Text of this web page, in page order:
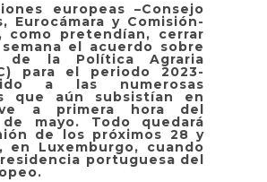
europeas –Consejo
Eurocámara y Comisión-
como pretendían, cerrar
el acuerdo sobre
de la Política Agraria
para el periodo 2023-
a las numerosas
que aún subsistían en
a primera hora del
mayo. Todo quedará
de los próximos 28 y
en Luxemburgo, cuando
portuguesa del